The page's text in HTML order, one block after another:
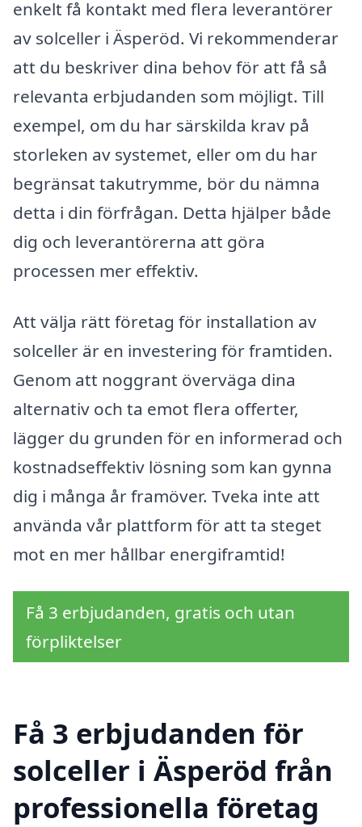
enkelt få kontakt med flera leverantörer
av solceller i Äsperöd. Vi rekommenderar
att du beskriver dina behov för att få så
relevanta erbjudanden som möjligt. Till
exempel, om du har särskilda krav på
storleken av systemet, eller om du har
begränsat takutrymme, bör du nämna
detta i din förfrågan. Detta hjälper både
dig och leverantörerna att göra
processen mer effektiv.
Att välja rätt företag för installation av
solceller är en investering för framtiden.
Genom att noggrant överväga dina
alternativ och ta emot flera offerter,
lägger du grunden för en informerad och
kostnadseffektiv lösning som kan gynna
dig i många år framöver. Tveka inte att
använda vår plattform för att ta steget
mot en mer hållbar energiframtid!
Få 3 erbjudanden, gratis och utan
förpliktelser
Få 3 erbjudanden för
solceller i Äsperöd från
professionella företag